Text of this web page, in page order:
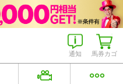
馬券カゴ
通知